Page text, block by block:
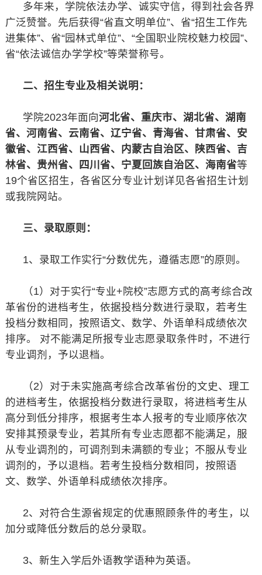
多年来，学院依法办学、诚实守信，得到社会各界
广泛赞誉。先后获得“省直文明单位”、省“招生工作先
进集体”、省“园林式单位”、“全国职业院校魅力校园”、
省“依法诚信办学学校”等荣誉称号。
二、招生专业及相关说明：
学院2023年面向河北省、重庆市、湖北省、湖南
省、河南省、云南省、辽宁省、青海省、甘肃省、安
徽省、江西省、山西省、内蒙古自治区、陕西省、吉
林省、贵州省、四川省、宁夏回族自治区、海南省等
19个省区招生，各省区分专业计划详见各省招生计划
或我院网站。
三、录取原则：
1、录取工作实行“分数优先，遵循志愿”的原则。
（1）对于实行“专业+院校”志愿方式的高考综合改
革省份的进档考生，依据投档分数进行录取，若考生
投档分数相同，按照语文、数学、外语单科成绩依次
排序。 对不能满足所报专业志愿录取条件时，不进行
专业调剂，予以退档。
（2）对于未实施高考综合改革省份的文史、理工
的进档考生，依据投档分数进行录取，将进档考生从
高分到低分排序，根据考生本人报考的专业顺序依次
安排其预录专业，若其所有专业志愿都不能满足，服
从专业调剂的，可调剂到未满额的专业；不服从专业
调剂的，予以退档。若考生投档分数相同，按照语
文、数学、外语单科成绩依次排序。
2、对符合生源省规定的优惠照顾条件的考生，以
加分或降低分数后的总分录取。
3、新生入学后外语教学语种为英语。